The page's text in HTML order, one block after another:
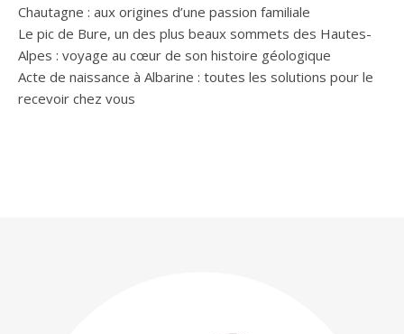
Chautagne : aux origines d’une passion familiale
Le pic de Bure, un des plus beaux sommets des Hautes-
Alpes : voyage au cœur de son histoire géologique
Acte de naissance à Albarine : toutes les solutions pour le
recevoir chez vous